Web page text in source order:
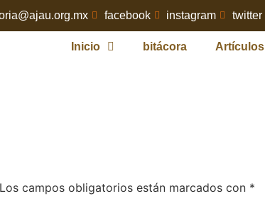
facebook instagram twitter
Inicio bitácora Artículos
Los campos obligatorios están marcados con *